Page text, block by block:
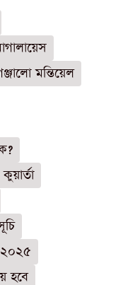
মন্তিয়েল
২০২৫
হবে